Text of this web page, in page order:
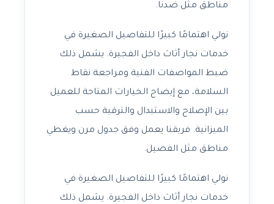
مناطق مثل ضدنا.
نولي اهتمامًا كبيرًا للتفاصيل الصغيرة في
خدمات نجار أثاث داخل الفجيرة. يشمل ذلك
ضبط المواصفات الفنية ومراجعة نقاط
السلامة، مع إيضاح الخيارات المتاحة للعميل
بين الإصلاح والاستبدال والترقية حسب
الميزانية. فريقنا يعمل وفق جدول مرن ويغطي
مناطق مثل الفصيل.
نولي اهتمامًا كبيرًا للتفاصيل الصغيرة في
خدمات نجار أثاث داخل الفجيرة. يشمل ذلك